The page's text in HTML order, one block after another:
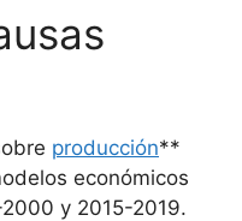
producción**
económicos
y 2015-2019.